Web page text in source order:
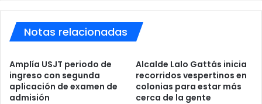
Notas relacionadas
Amplía USJT periodo de
ingreso con segunda
aplicación de examen de
admisión
Alcalde Lalo Gattás inicia
recorridos vespertinos en
colonias para estar más
cerca de la gente